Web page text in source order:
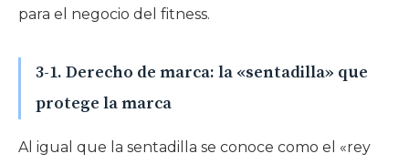
para el negocio del fitness.
3-1. Derecho de marca: la «sentadilla» que
protege la marca
Al igual que la sentadilla se conoce como el «rey